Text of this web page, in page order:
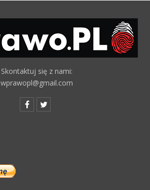
Skontaktuj się z nami:
wprawopl@gmail.com